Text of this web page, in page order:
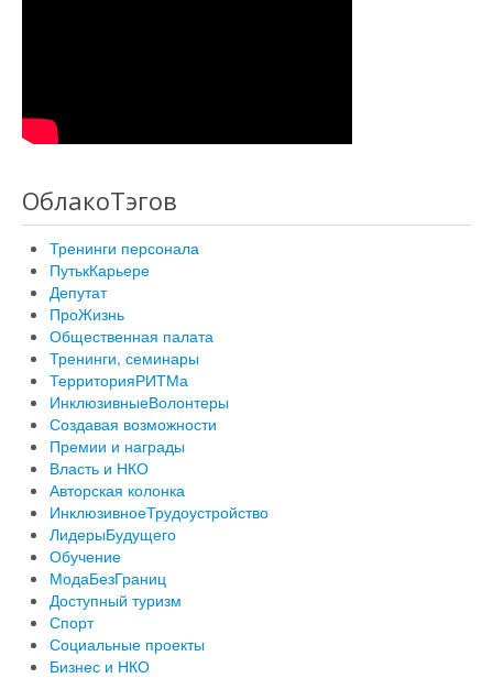
ОблакоТэгов
Тренинги персонала
ПутькКарьере
Депутат
ПроЖизнь
Общественная палата
Тренинги, семинары
ТерриторияРИТМа
ИнклюзивныеВолонтеры
Создавая возможности
Премии и награды
Власть и НКО
Авторская колонка
ИнклюзивноеТрудоустройство
ЛидерыБудущего
Обучение
МодаБезГраниц
Доступный туризм
Спорт
Социальные проекты
Бизнес и НКО